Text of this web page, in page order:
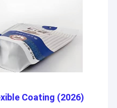
Coating (2026)